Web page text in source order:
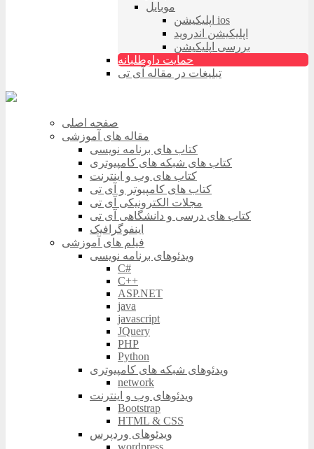
موبایل
اپلیکیشن ios
اپلیکیشن اندروید
بررسی اپلیکیشن
حمایت داوطلبانه
تبلیغات در مقاله آی تی
صفحه اصلی
مقاله های آموزشی
کتاب های برنامه نویسی
کتاب های شبکه های کامپیوتری
کتاب های وب و اینترنت
کتاب های کامپیوتر و آی تی
مجلات الکترونیکی آی تی
کتاب های درسی و دانشگاهی آی تی
اینفوگرافیک
فیلم های آموزشی
ویدئوهای برنامه نویسی
C#
C++
ASP.NET
java
javascript
JQuery
PHP
Python
ویدئوهای شبکه های کامپیوتری
network
ویدئوهای وب و اینترنت
Bootstrap
HTML & CSS
ویدئوهای وردپرس
wordpress